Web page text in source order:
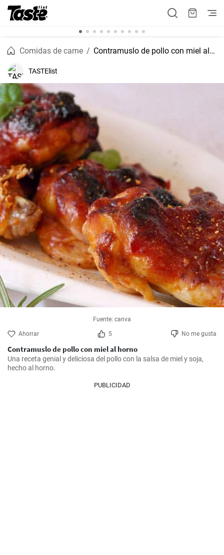
Comidas de carne Contramuslo de pollo con miel al horno
TASTElist
Fuente: canva
Ahorrar 5 No me gusta
Contramuslo de pollo con miel al horno
Una receta genial y deliciosa del pollo con la salsa de miel y soja,
hecho al horno.
PUBLICIDAD